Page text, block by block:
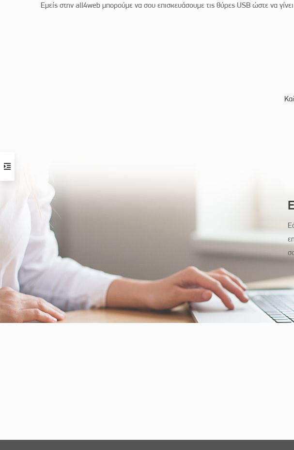
Εμείς στην all4web μπορούμε να σου επισκευάσουμε τις θύρες USB ώστε να